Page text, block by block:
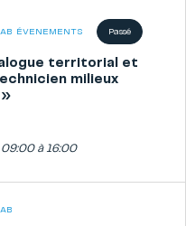
ÉVENEMENTS Passé
territorial et
milieux
»
09:00 à 16:00